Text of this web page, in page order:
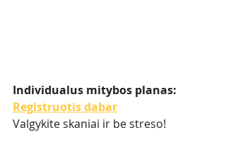
Individualus mitybos planas:
Registruotis dabar
Valgykite skaniai ir be streso!